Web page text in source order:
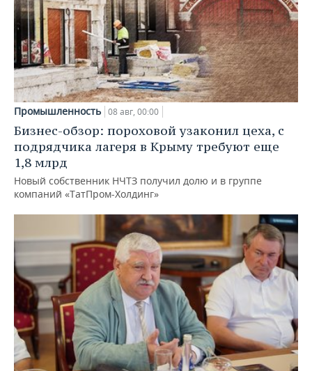
Промышленность 08 авг, 00:00
Бизнес-обзор: пороховой узаконил цеха, с
подрядчика лагеря в Крыму требуют еще
1,8 млрд
Новый собственник НЧТЗ получил долю и в группе
компаний «ТатПром-Холдинг»